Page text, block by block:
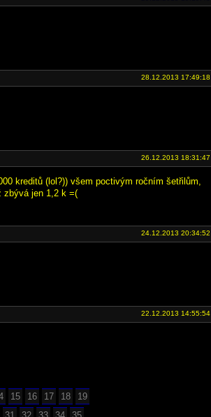
28.12.2013 17:49:18
26.12.2013 18:31:47
kreditů (lol?)) všem poctivým ročním šetřilům,
zbývá jen 1,2 k =(
24.12.2013 20:34:52
22.12.2013 14:55:54
15 16 17 18 19